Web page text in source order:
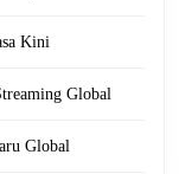
Kini
Global
Global